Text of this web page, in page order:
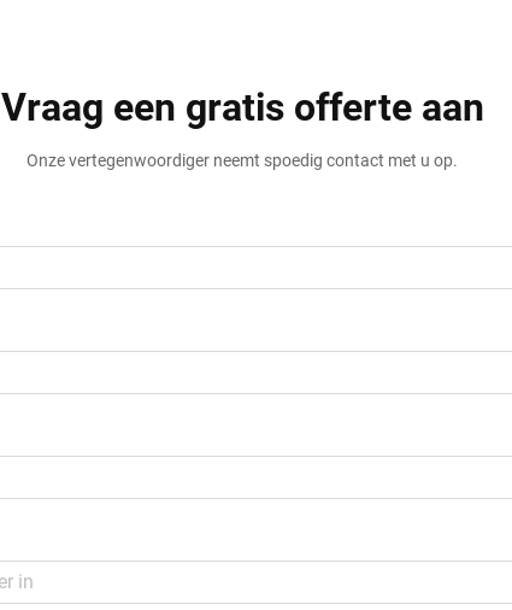
Vraag een gratis offerte aan
Onze vertegenwoordiger neemt spoedig contact met u op.